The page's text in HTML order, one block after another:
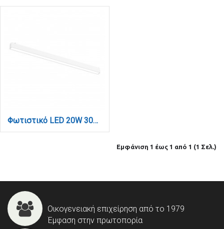
Φωτιστικό LED 20W 3000K για Ultra-Thin μαγνητική ράγα σε λευκή απόχρωση D:61,5cmX2,4cm (T03101-WH)
Εμφάνιση 1 έως 1 από 1 (1 Σελ.)
Οικογενειακή επιχείρηση από το 1979
Έμφαση στην πρωτοπορία